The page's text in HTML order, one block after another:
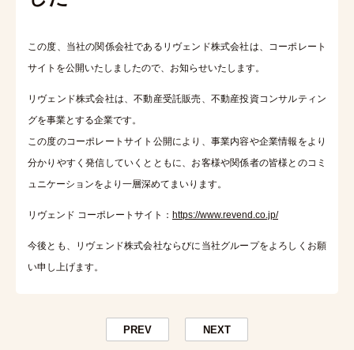
この度、当社の関係会社であるリヴェンド株式会社は、コーポレート
サイトを公開いたしましたので、お知らせいたします。
リヴェンド株式会社は、不動産受託販売、不動産投資コンサルティン
グを事業とする企業です。
この度のコーポレートサイト公開により、事業内容や企業情報をより
分かりやすく発信していくとともに、お客様や関係者の皆様とのコミ
ュニケーションをより一層深めてまいります。
リヴェンド コーポレートサイト： https://www.revend.co.jp/
今後とも、リヴェンド株式会社ならびに当社グループをよろしくお願
い申し上げます。
PREV NEXT